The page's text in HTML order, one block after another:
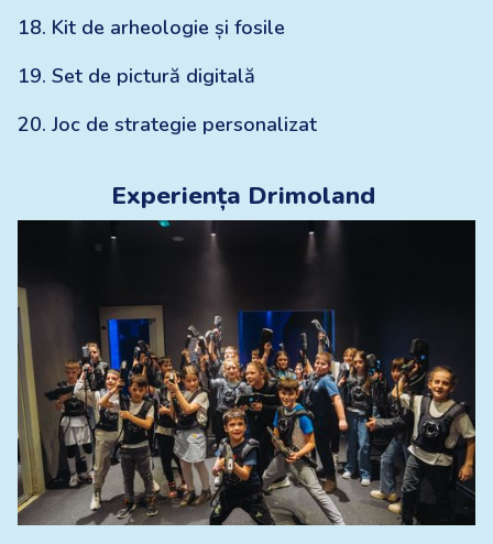
18. Kit de arheologie și fosile
19. Set de pictură digitală
20. Joc de strategie personalizat
Experiența Drimoland